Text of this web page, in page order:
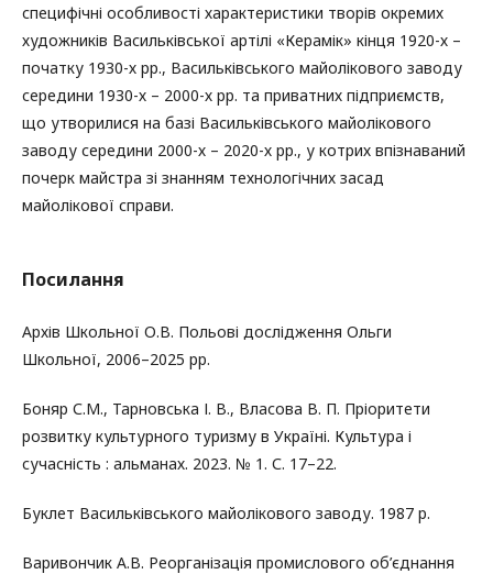
специфічні особливості характеристики творів окремих
художників Васильківської артілі «Керамік» кінця 1920-х –
початку 1930-х рр., Васильківського майолікового заводу
середини 1930-х – 2000-х рр. та приватних підприємств,
що утворилися на базі Васильківського майолікового
заводу середини 2000-х – 2020-х рр., у котрих впізнаваний
почерк майстра зі знанням технологічних засад
майолікової справи.
Посилання
Архів Школьної О.В. Польові дослідження Ольги
Школьної, 2006–2025 рр.
Боняр С.М., Тарновська І. В., Власова В. П. Пріоритети
розвитку культурного туризму в Україні. Культура і
сучасність : альманах. 2023. № 1. С. 17–22.
Буклет Васильківського майолікового заводу. 1987 р.
Варивончик А.В. Реорганізація промислового об’єднання